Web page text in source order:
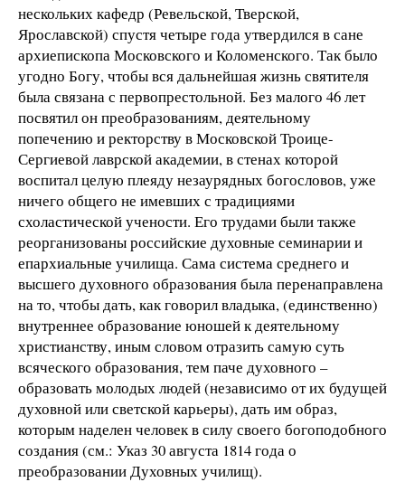
нескольких кафедр (Ревельской, Тверской,
Ярославской) спустя четыре года утвердился в сане
архиепископа Московского и Коломенского. Так было
угодно Богу, чтобы вся дальнейшая жизнь святителя
была связана с первопрестольной. Без малого 46 лет
посвятил он преобразованиям, деятельному
попечению и ректорству в Московской Троице-
Сергиевой лаврской академии, в стенах которой
воспитал целую плеяду незаурядных богословов, уже
ничего общего не имевших с традициями
схоластической учености. Его трудами были также
реорганизованы российские духовные семинарии и
епархиальные училища. Сама система среднего и
высшего духовного образования была перенаправлена
на то, чтобы дать, как говорил владыка, (единственно)
внутреннее образование юношей к деятельному
христианству, иным словом отразить самую суть
всяческого образования, тем паче духовного –
образовать молодых людей (независимо от их будущей
духовной или светской карьеры), дать им образ,
которым наделен человек в силу своего богоподобного
создания (см.: Указ 30 августа 1814 года о
преобразовании Духовных училищ).